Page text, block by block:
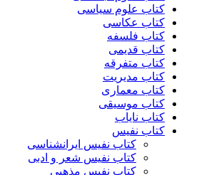
کتاب علوم سیاسی
کتاب عکاسی
کتاب فلسفه
کتاب قدیمی
کتاب متفرقه
کتاب مدیریت
کتاب معماری
کتاب موسیقی
کتاب نایاب
کتاب نفیس
کتاب نفیس ایرانشناسی
کتاب نفیس شعر و ادبی
کتاب نفیس مذهبی